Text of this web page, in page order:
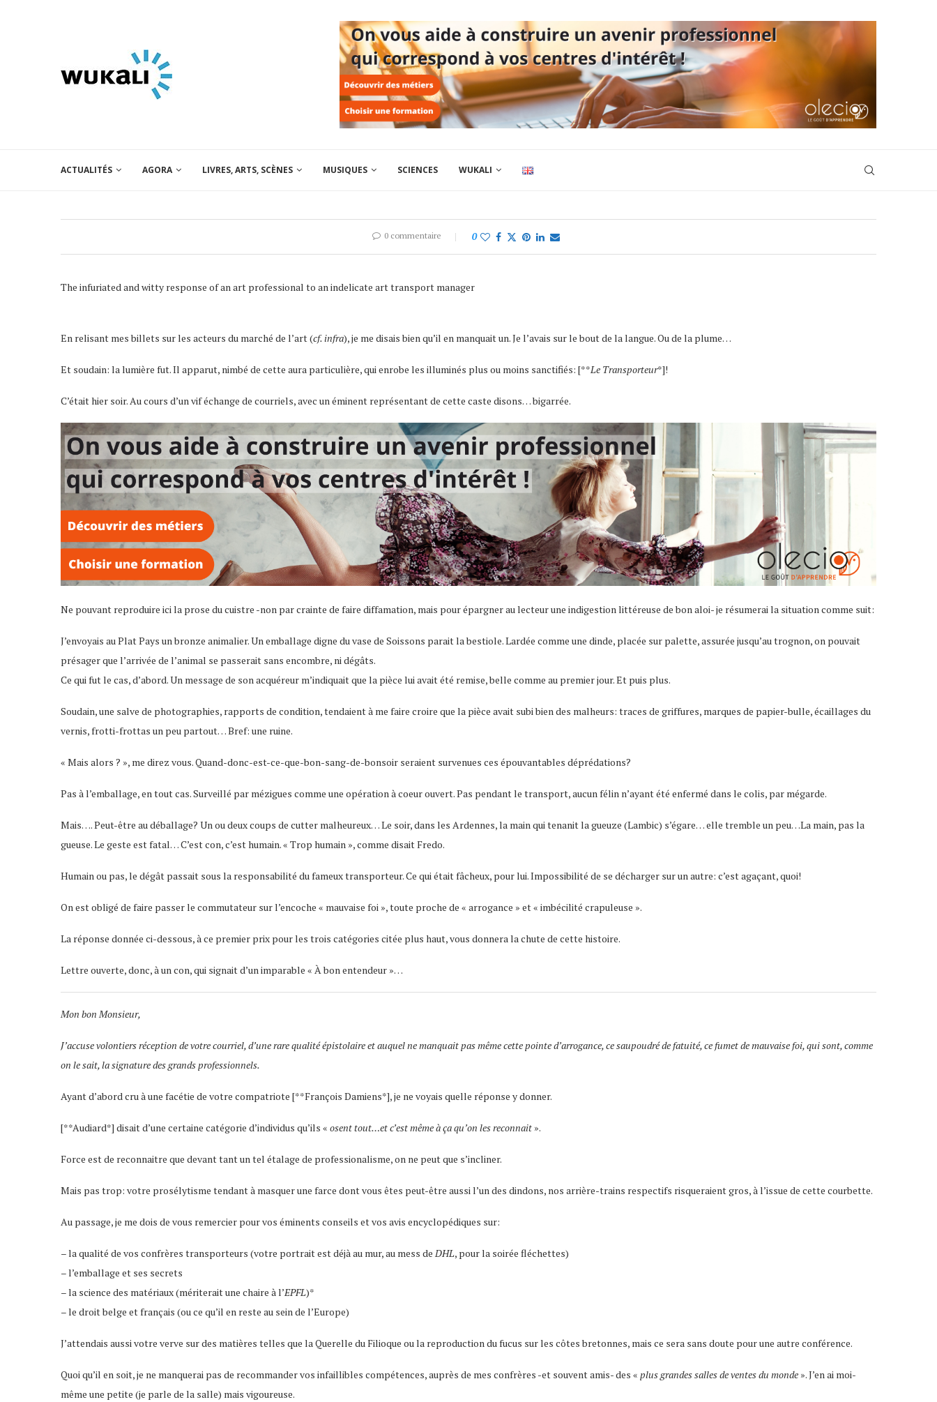
ACTUALITÉS AGORA LIVRES, ARTS, SCÈNES MUSIQUES SCIENCES WUKALI
0 commentaire 0
The infuriated and witty response of an art professional to an indelicate art transport manager
En relisant mes billets sur les acteurs du marché de l’art (cf. infra), je me disais bien qu’il en manquait un. Je l’avais sur le bout de la langue. Ou de la plume…
Et soudain: la lumière fut. Il apparut, nimbé de cette aura particulière, qui enrobe les illuminés plus ou moins sanctifiés: [**Le Transporteur*]!
C’était hier soir. Au cours d’un vif échange de courriels, avec un éminent représentant de cette caste disons… bigarrée.
Ne pouvant reproduire ici la prose du cuistre -non par crainte de faire diffamation, mais pour épargner au lecteur une indigestion littéreuse de bon aloi- je résumerai la situation comme suit:
J’envoyais au Plat Pays un bronze animalier. Un emballage digne du vase de Soissons parait la bestiole. Lardée comme une dinde, placée sur palette, assurée jusqu’au trognon, on pouvait
présager que l’arrivée de l’animal se passerait sans encombre, ni dégâts.
Ce qui fut le cas, d’abord. Un message de son acquéreur m’indiquait que la pièce lui avait été remise, belle comme au premier jour. Et puis plus.
Soudain, une salve de photographies, rapports de condition, tendaient à me faire croire que la pièce avait subi bien des malheurs: traces de griffures, marques de papier-bulle, écaillages du
vernis, frotti-frottas un peu partout… Bref: une ruine.
« Mais alors ? », me direz vous. Quand-donc-est-ce-que-bon-sang-de-bonsoir seraient survenues ces épouvantables déprédations?
Pas à l’emballage, en tout cas. Surveillé par mézigues comme une opération à coeur ouvert. Pas pendant le transport, aucun félin n’ayant été enfermé dans le colis, par mégarde.
Mais…. Peut-être au déballage? Un ou deux coups de cutter malheureux… Le soir, dans les Ardennes, la main qui tenanit la gueuze (Lambic) s’égare… elle tremble un peu…La main, pas la
gueuse. Le geste est fatal… C’est con, c’est humain. « Trop humain », comme disait Fredo.
Humain ou pas, le dégât passait sous la responsabilité du fameux transporteur. Ce qui était fâcheux, pour lui. Impossibilité de se décharger sur un autre: c’est agaçant, quoi!
On est obligé de faire passer le commutateur sur l’encoche « mauvaise foi », toute proche de « arrogance » et « imbécilité crapuleuse ».
La réponse donnée ci-dessous, à ce premier prix pour les trois catégories citée plus haut, vous donnera la chute de cette histoire.
Lettre ouverte, donc, à un con, qui signait d’un imparable « À bon entendeur »…
Mon bon Monsieur,
J’accuse volontiers réception de votre courriel, d’une rare qualité épistolaire et auquel ne manquait pas même cette pointe d’arrogance, ce saupoudré de fatuité, ce fumet de mauvaise foi, qui sont, comme
on le sait, la signature des grands professionnels.
Ayant d’abord cru à une facétie de votre compatriote [**François Damiens*], je ne voyais quelle réponse y donner.
[**Audiard*] disait d’une certaine catégorie d’individus qu’ils « osent tout…et c’est même à ça qu’on les reconnait ».
Force est de reconnaitre que devant tant un tel étalage de professionalisme, on ne peut que s’incliner.
Mais pas trop: votre prosélytisme tendant à masquer une farce dont vous êtes peut-être aussi l’un des dindons, nos arrière-trains respectifs risqueraient gros, à l’issue de cette courbette.
Au passage, je me dois de vous remercier pour vos éminents conseils et vos avis encyclopédiques sur:
– la qualité de vos confrères transporteurs (votre portrait est déjà au mur, au mess de DHL, pour la soirée fléchettes)
– l’emballage et ses secrets
– la science des matériaux (mériterait une chaire à l’EPFL)*
– le droit belge et français (ou ce qu’il en reste au sein de l’Europe)
J’attendais aussi votre verve sur des matières telles que la Querelle du Filioque ou la reproduction du fucus sur les côtes bretonnes, mais ce sera sans doute pour une autre conférence.
Quoi qu’il en soit, je ne manquerai pas de recommander vos infaillibles compétences, auprès de mes confrères -et souvent amis- des « plus grandes salles de ventes du monde ». J’en ai moi-
même une petite (je parle de la salle) mais vigoureuse.